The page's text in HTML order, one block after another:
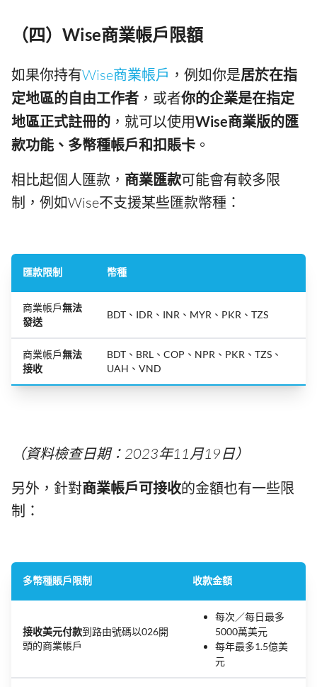
（四）Wise商業帳戶限額
如果你持有Wise商業帳戶 ，例如你是居於在指
定地區的自由工作者 ，或者你的企業是在指定
地區正式註冊的 ，就可以使用Wise商業版的匯
款功能、多幣種帳戶和扣賬卡 。
相比起個人匯款， 商業匯款可能會有較多限
制，例如Wise不支援某些匯款幣種：
匯款限制 幣種
商業帳戶無法
發送
BDT、IDR、INR、MYR、PKR、TZS
商業帳戶無法
接收
BDT、BRL、COP、NPR、PKR、TZS、
UAH、VND
（資料檢查日期：2023年11月19日）
另外，針對商業帳戶可接收的金額也有一些限
制：
多幣種賬戶限制 收款金額
接收美元付款到路由號碼以026開
頭的商業帳戶
每次／每日最多
5000萬美元
每年最多1.5億美
元